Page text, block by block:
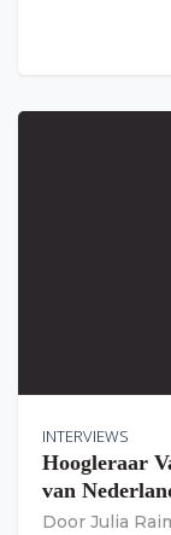
INTERVIEWS
Hoogleraar
van
Door Julia